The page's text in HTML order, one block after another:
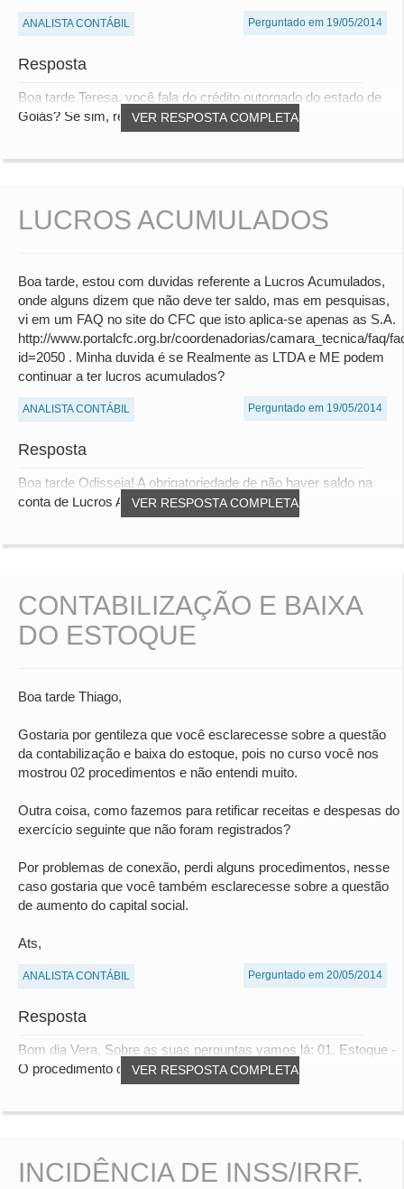
ANALISTA CONTÁBIL Perguntado em 19/05/2014
Resposta
VER RESPOSTA COMPLETA
Boa tarde Teresa, você fala do crédito outorgado do estado de
Goiás? Se sim, recentemente efetuei um...
LUCROS ACUMULADOS
Boa tarde, estou com duvidas referente a Lucros Acumulados,
onde alguns dizem que não deve ter saldo, mas em pesquisas,
vi em um FAQ no site do CFC que isto aplica-se apenas as S.A.
http://www.portalcfc.org.br/coordenadorias/camara_tecnica/faq/
id=2050 . Minha duvida é se Realmente as LTDA e ME podem
continuar a ter lucros acumulados?
ANALISTA CONTÁBIL Perguntado em 19/05/2014
Resposta
VER RESPOSTA COMPLETA
Boa tarde Odisseia! A obrigatoriedade de não haver saldo na
conta de Lucros Acumulados é somente pa...
CONTABILIZAÇÃO E BAIXA
DO ESTOQUE
Boa tarde Thiago,
Gostaria por gentileza que você esclarecesse sobre a questão
da contabilização e baixa do estoque, pois no curso você nos
mostrou 02 procedimentos e não entendi muito.
Outra coisa, como fazemos para retificar receitas e despesas do
exercício seguinte que não foram registrados?
Por problemas de conexão, perdi alguns procedimentos, nesse
caso gostaria que você também esclarecesse sobre a questão
de aumento do capital social.
Ats,
ANALISTA CONTÁBIL Perguntado em 20/05/2014
Resposta
VER RESPOSTA COMPLETA
Bom dia Vera, Sobre as suas perguntas vamos lá: 01. Estoque -
O procedimento correto de baixa, conf...
INCIDÊNCIA DE INSS/IRRF.